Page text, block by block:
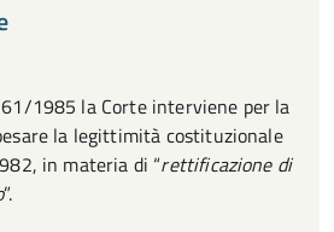
1985 la Corte interviene per la
la legittimità costituzionale
in materia di “rettificazione di
”.